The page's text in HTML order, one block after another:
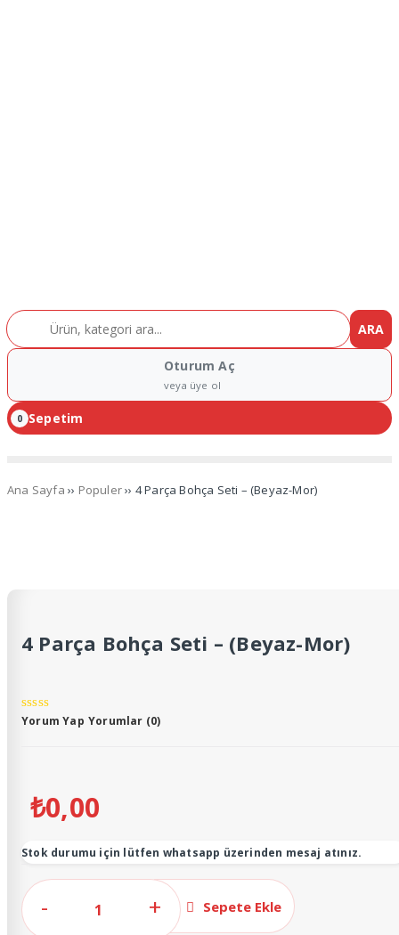
ARA
Oturum Aç
veya üye ol
0 Sepetim
Ana Sayfa ›› Populer›› 4 Parça Bohça Seti – (Beyaz-Mor)
4 Parça Bohça Seti – (Beyaz-Mor)
Toplam 4 parça (Beyaz-Mor) – Kadife kumaş üzerine
kanaviçe nakış işlemeli
Kurân kabı
Yorum Yap Yorumlar (0)
₺0,00
Stok durumu için lütfen whatsapp üzerinden mesaj atınız.
Sepete Ekle